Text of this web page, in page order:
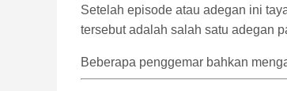
Setelah episode atau adegan ini
tersebut adalah salah satu adegan
Beberapa penggemar bahkan